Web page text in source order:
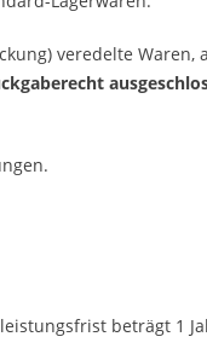
veredelte Waren,
beträgt 1